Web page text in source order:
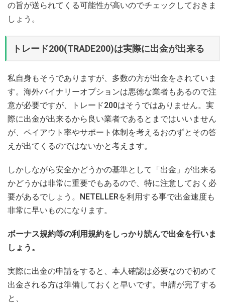
の旨が送られてくる可能性が高いのでチェックしておきま
しょう。
トレード200(TRADE200)は実際に出金が出来る
私自身もそうでありますが、多数の方が出金をされていま
す。海外バイナリーオプションは悪徳な業者もあるので注
意が必要ですが、トレード200はそうではありません。実
際に出金が出来るから良い業者であるとまではいいません
が、ペイアウト率やサポート体制を考えるおのずとその答
えが出てくるのではないかと考えます。
しかしながら安全かどうかの基準として「出金」が出来る
かどうかは非常に重要でもあるので、特に注意しておく必
要があるでしょう。NETELLERを利用する事で出金速度も
非常に早いものになります。
ボーナス規約等の利用規約をしっかり読んで出金を行いま
しょう。
実際に出金の申請をすると、本人確認は必要なので初めて
出金される方は準備しておくと早いです。申請が完了する
と、